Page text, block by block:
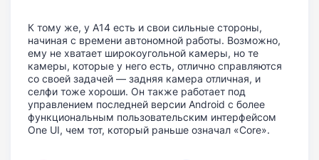
К тому же, у A14 есть и свои сильные стороны,
начиная с времени автономной работы. Возможно,
ему не хватает широкоугольной камеры, но те
камеры, которые у него есть, отлично справляются
со своей задачей — задняя камера отличная, и
селфи тоже хороши. Он также работает под
управлением последней версии Android с более
функциональным пользовательским интерфейсом
One UI, чем тот, который раньше означал «Core».